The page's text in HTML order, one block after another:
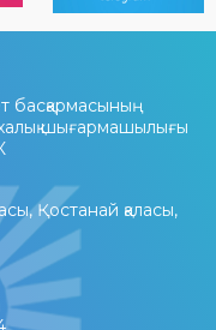
басқармасының
шығармашылығы
Қостанай қаласы,